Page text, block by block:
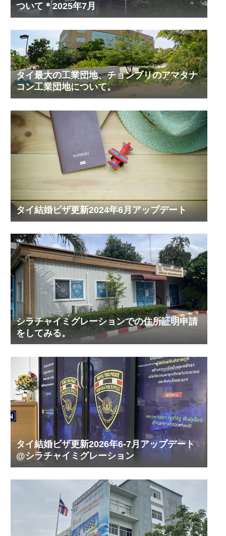
ついて＊2025年7月
タイ最大の工業団地、チョンブリのアマタナ
コン工業団地について。
タイ結婚ビザ更新2024年6月アップデート
シラチャイミグレーションでの住所証明申請
をしてみる。
タイ結婚ビザ更新2026年6-7月アップデート
@シラチャイミグレーション